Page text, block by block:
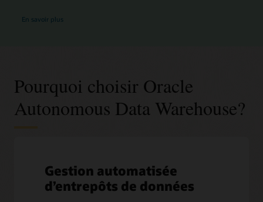
En savoir plus
Pourquoi choisir Oracle
Autonomous Data Warehouse?
Gestion automatisée
d’entrepôts de données